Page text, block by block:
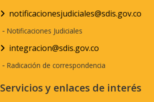
notificacionesjudiciales@sdis.gov.co
- Notificaciones Judiciales
integracion@sdis.gov.co
- Radicación de correspondencia
Servicios y enlaces de interés